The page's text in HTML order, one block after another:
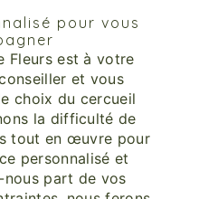
pour vous
Fleurs est à votre
et vous
choix du cercueil
la difficulté de
tout en œuvre pour
personnalisé et
part de vos